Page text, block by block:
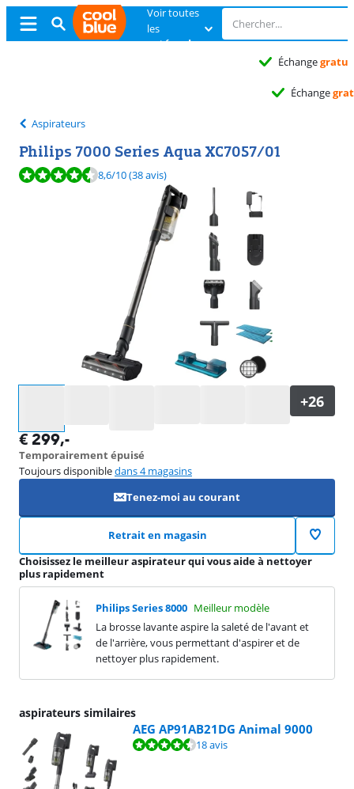
Voir toutes
les
catégories
Aspirateurs
Philips 7000 Series Aqua XC7057/01
La note est de 8,6 sur 10, basée sur 38 avis.
8,6/10(38 avis)
€299,-
Temporairement épuisé
Toujours disponibledans 4 magasins
Tenez-moi au courant
Retrait en magasin
Choisissez le meilleur aspirateur qui vous aide à nettoyer
plus rapidement
Philips Series 8000 Meilleur modèle
La brosse lavante aspire la saleté de l'avant et
de l'arrière, vous permettant d'aspirer et de
nettoyer plus rapidement.
aspirateurs similaires
AEG AP91AB21DG Animal 9000
La note est de 8,7 sur 10, basée sur 18 avis.
18 avis